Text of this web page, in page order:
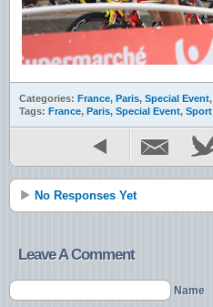
Categories: France, Paris, Special Event,
Tags: France, Paris, Special Event, Sport
No Responses Yet
Leave A Comment
Name